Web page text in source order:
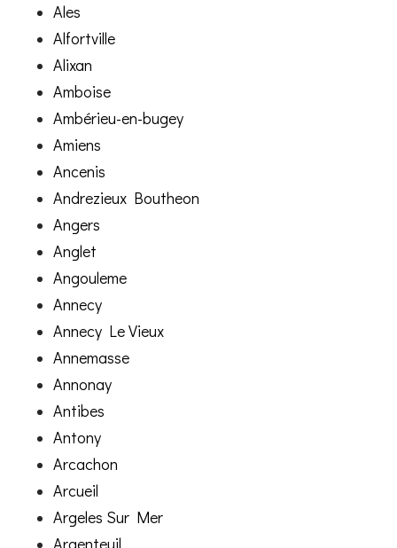
Ales
Alfortville
Alixan
Amboise
Ambérieu-en-bugey
Amiens
Ancenis
Andrezieux Boutheon
Angers
Anglet
Angouleme
Annecy
Annecy Le Vieux
Annemasse
Annonay
Antibes
Antony
Arcachon
Arcueil
Argeles Sur Mer
Argenteuil